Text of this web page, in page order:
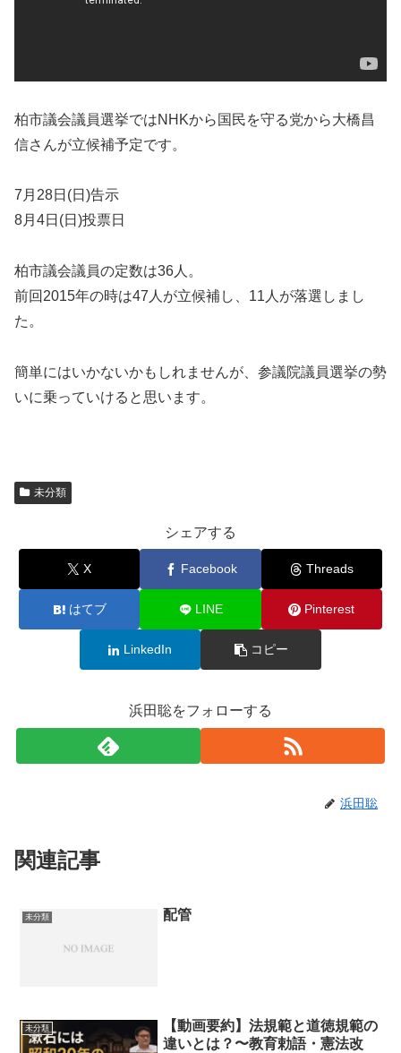
柏市議会議員選挙ではNHKから国民を守る党から大橋昌
信さんが立候補予定です。
7月28日(日)告示
8月4日(日)投票日
柏市議会議員の定数は36人。
前回2015年の時は47人が立候補し、11人が落選しまし
た。
簡単にはいかないかもしれませんが、参議院議員選挙の勢
いに乗っていけると思います。
未分類
シェアする
X Facebook Threads
はてブ LINE Pinterest
LinkedIn コピー
浜田聡をフォローする
浜田聡
関連記事
未分類 配管
未分類
【動画要約】法規範と道徳規範の
違いとは？〜教育勅語・憲法改